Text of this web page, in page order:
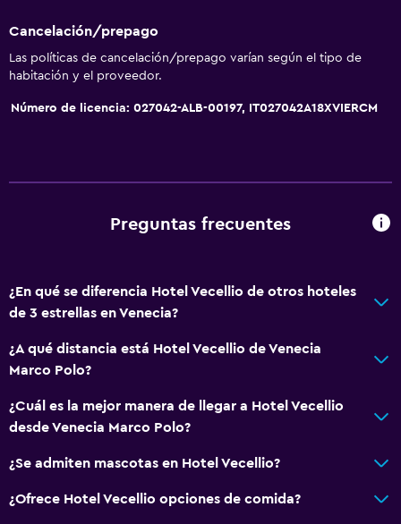
Cancelación/prepago
Las políticas de cancelación/prepago varían según el tipo de
habitación y el proveedor.
Número de licencia: 027042-ALB-00197, IT027042A18XVIERCM
Preguntas frecuentes
¿En qué se diferencia Hotel Vecellio de otros hoteles
de 3 estrellas en Venecia?
¿A qué distancia está Hotel Vecellio de Venecia
Marco Polo?
¿Cuál es la mejor manera de llegar a Hotel Vecellio
desde Venecia Marco Polo?
¿Se admiten mascotas en Hotel Vecellio?
¿Ofrece Hotel Vecellio opciones de comida?